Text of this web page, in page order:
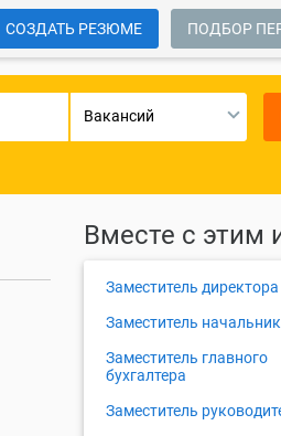
СОЗДАТЬ РЕЗЮМЕ ПОДБОР
Вакансий
Вместе с этим
Заместитель директора
Заместитель
Заместитель главного
бухгалтера
Заместитель